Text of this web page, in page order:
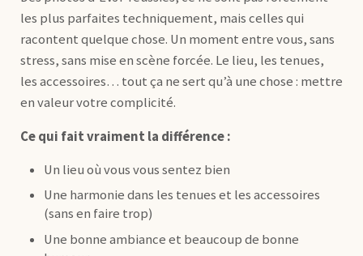
les plus parfaites techniquement, mais celles qui
racontent quelque chose. Un moment entre vous, sans
stress, sans mise en scène forcée. Le lieu, les tenues,
les accessoires… tout ça ne sert qu’à une chose : mettre
en valeur votre complicité.
Ce qui fait vraiment la différence :
Un lieu où vous vous sentez bien
Une harmonie dans les tenues et les accessoires
(sans en faire trop)
Une bonne ambiance et beaucoup de bonne